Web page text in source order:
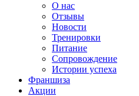
О нас
Отзывы
Новости
Тренировки
Питание
Сопровождение
Истории успеха
Франшиза
Акции